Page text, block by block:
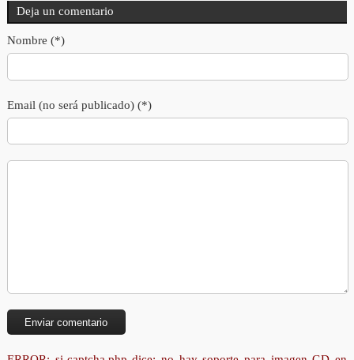
Deja un comentario
Nombre (*)
Email (no será publicado) (*)